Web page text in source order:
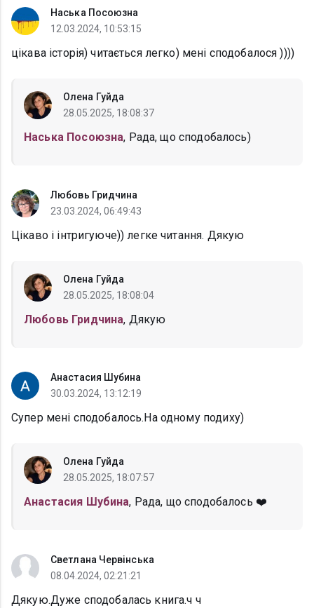
Наська Посоюзна
12.03.2024, 10:53:15
цікава історія) читається легко) мені сподобалося ))))
Олена Гуйда
28.05.2025, 18:08:37
Наська Посоюзна, Рада, що сподобалось)
Любовь Гридчина
23.03.2024, 06:49:43
Цікаво і інтригуюче)) легке читання. Дякую
Олена Гуйда
28.05.2025, 18:08:04
Любовь Гридчина, Дякую
Анастасия Шубина
30.03.2024, 13:12:19
Супер мені сподобалось.На одному подиху)
Олена Гуйда
28.05.2025, 18:07:57
Анастасия Шубина, Рада, що сподобалось ❤️
Светлана Червінська
08.04.2024, 02:21:21
Дякую.Дуже сподобалась книга.ч ч